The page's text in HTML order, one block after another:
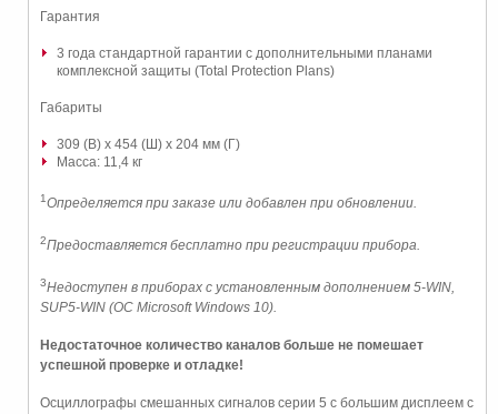
Гарантия
3 года стандартной гарантии с дополнительными планами
комплексной защиты (Total Protection Plans)
Габариты
309 (В) x 454 (Ш) x 204 мм (Г)
Масса: 11,4 кг
1Определяется при заказе или добавлен при обновлении.
2Предоставляется бесплатно при регистрации прибора.
3Недоступен в приборах с установленным дополнением 5-WIN,
SUP5-WIN (ОС Microsoft Windows 10).
Недостаточное количество каналов больше не помешает
успешной проверке и отладке!
Осциллографы смешанных сигналов серии 5 с большим дисплеем с